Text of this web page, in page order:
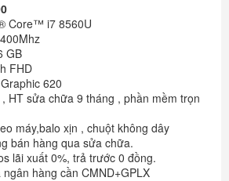
Core™ i7 8560U
GB
FHD
620
HT sửa chữa 9 tháng , phần mềm trọn
máy,balo xịn , chuột không dây
bán hàng qua sửa chữa.
lãi xuất 0%, trả trước 0 đồng.
hàng cần CMND+GPLX